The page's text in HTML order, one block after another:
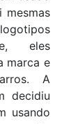
mesmas
eles
marca e
A
decidiu
usando